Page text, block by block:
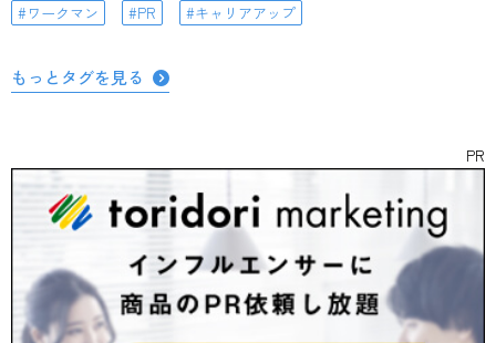
ワークマン
PR キャリアアップ
もっとタグを見る
PR